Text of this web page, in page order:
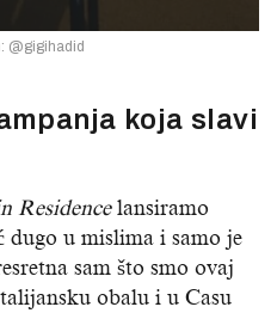
@gigihadid
koja slavi
Residencelansiramo
dugo u mislima i samo je
sam što smo ovaj
obalu i u Casu